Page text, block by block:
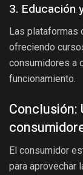
3. Educación
Las plataformas
ofreciendo
consumidores a
funcionamiento.
El consumidor
para aprovechar